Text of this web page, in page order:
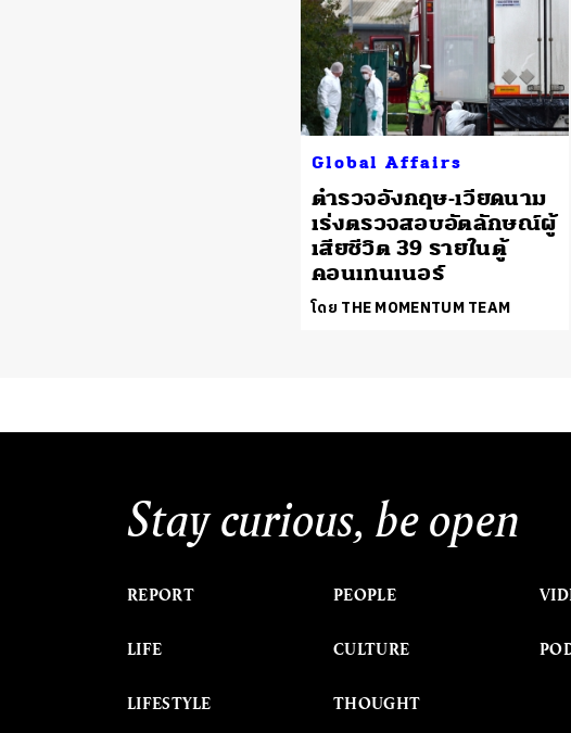
Global Affairs
ตำรวจอังกฤษ-เวียดนาม
เร่งตรวจสอบอัตลักษณ์ผู้
เสียชีวิต 39 รายในตู้
คอนเทนเนอร์
โดย THE MOMENTUM TEAM
Stay curious, be open
REPORT
LIFE
LIFESTYLE
PEOPLE
CULTURE
THOUGHT